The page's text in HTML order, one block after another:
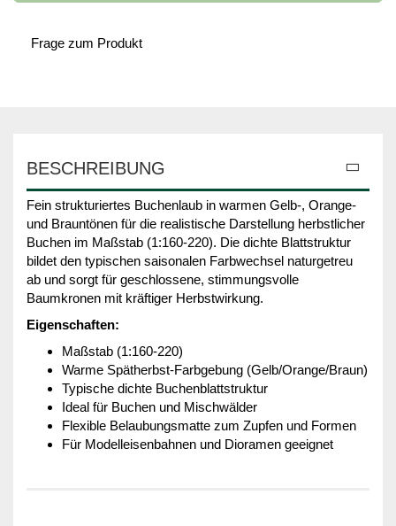
Frage zum Produkt
BESCHREIBUNG
Fein strukturiertes Buchenlaub in warmen Gelb-, Orange-
und Brauntönen für die realistische Darstellung herbstlicher
Buchen im Maßstab (1:160-220). Die dichte Blattstruktur
bildet den typischen saisonalen Farbwechsel naturgetreu
ab und sorgt für geschlossene, stimmungsvolle
Baumkronen mit kräftiger Herbstwirkung.
Eigenschaften:
Maßstab (1:160-220)
Warme Spätherbst-Farbgebung (Gelb/Orange/Braun)
Typische dichte Buchenblattstruktur
Ideal für Buchen und Mischwälder
Flexible Belaubungsmatte zum Zupfen und Formen
Für Modelleisenbahnen und Dioramen geeignet